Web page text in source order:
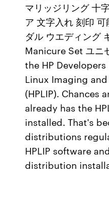
マリッジリング 十
ア 文字入れ 刻印
ダル ウエディング
Manicure Set ユニ
the HP
Linux Imaging
(HPLIP). Chances
already has the
installed. That's
distributions
HPLIP software
distribution